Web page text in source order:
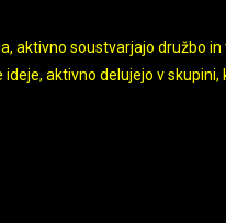
aktivno soustvarjajo družbo in
aktivno delujejo v skupini,